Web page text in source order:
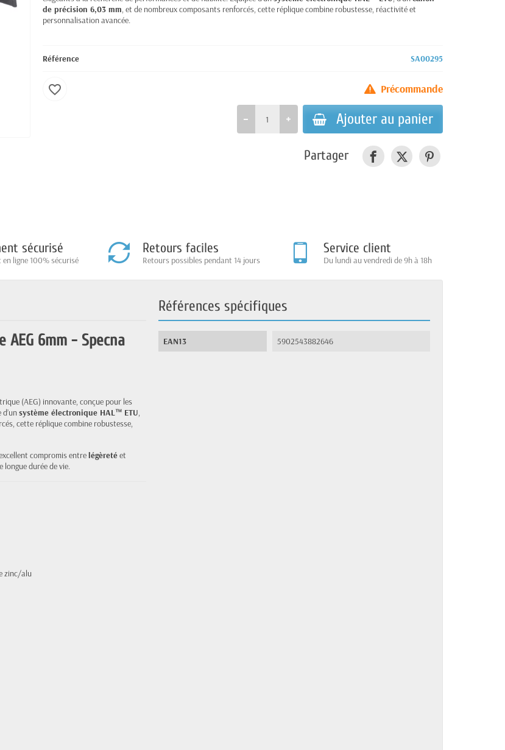
de précision 6,03 mm, et de nombreux composants renforcés, cette réplique combine robustesse, réactivité et
personnalisation avancée.
Référence SA00295
Précommande
Ajouter au panier
favorite_border
Partager
sécurisé
en ligne 100% sécurisé
Retours faciles
Retours possibles pendant 14 jours
Service client
Du lundi au vendredi de 9h à 18h
AEG 6mm - Specna
(AEG) innovante, conçue pour les
système électronique HAL™ ETU,
cette réplique combine robustesse,
compromis entrelégèretéet
durée de vie.
zinc/alu
Références spécifiques
EAN13 5902543882646